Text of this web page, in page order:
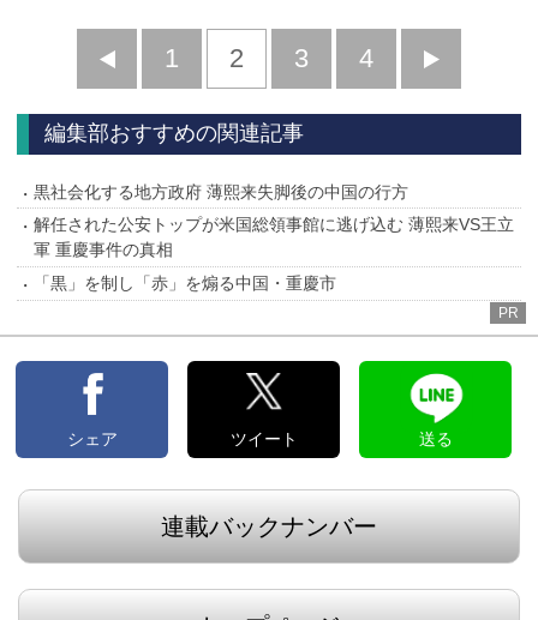
前
へ
1 2 3 4
へ
編集部おすすめの関連記事
黒社会化する地方政府 薄熙来失脚後の中国の行方
解任された公安トップが米国総領事館に逃げ込む 薄熙来VS王立
軍 重慶事件の真相
「黒」を制し「赤」を煽る中国・重慶市
PR
シェア ツイート 送る
連載バックナンバー